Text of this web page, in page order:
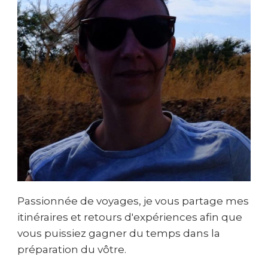
Passionnée de voyages, je vous partage mes
itinéraires et retours d'expériences afin que
vous puissiez gagner du temps dans la
préparation du vôtre.